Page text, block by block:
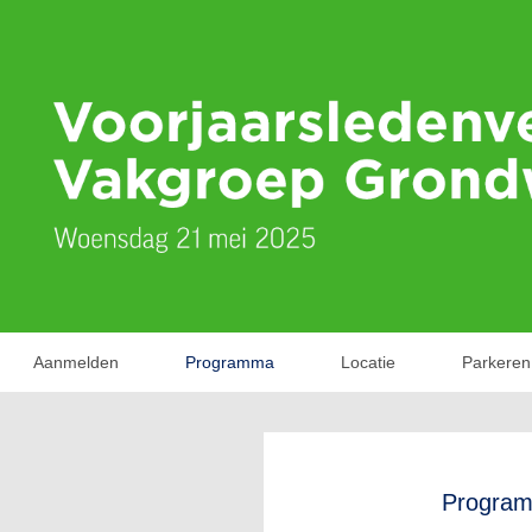
Aanmelden Programma Locatie Parkeren